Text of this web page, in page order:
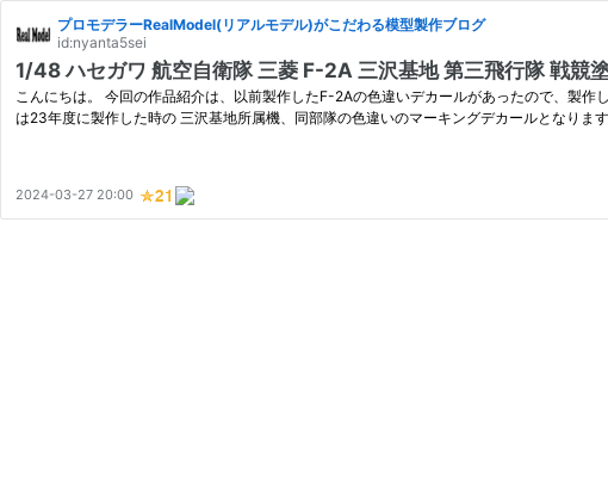
プロモデラーRealModel(リアルモデル)がこだわる模型製作ブログ
id:nyanta5sei
1/48 ハセガワ 航空自衛隊 三菱 F-2A 三沢基地 第三飛行隊 戦
こんにちは。 今回の作品紹介は、以前製作したF-2Aの色違いデカールがあったので、製
は23年度に製作した時の 三沢基地所属機、同部隊の色違いのマーキングデカールとなりま
2024-03-27 20:00